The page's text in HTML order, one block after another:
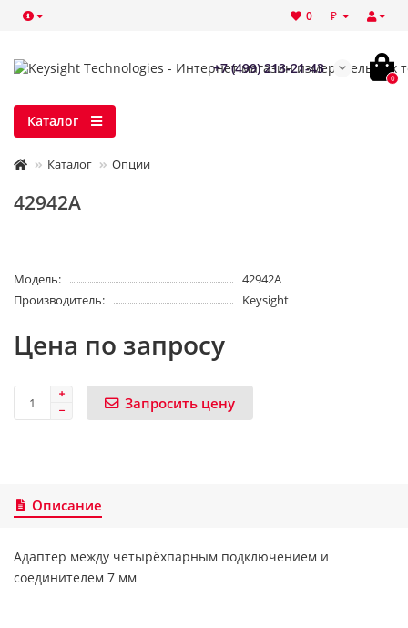
₽
0
+7 (499) 213-21-43
0
Каталог
Каталог Опции
42942А
Модель:
42942А
Производитель:
Keysight
Цена по запросу
Запросить цену
Описание
Адаптер между четырёхпарным подключением и
соединителем 7 мм